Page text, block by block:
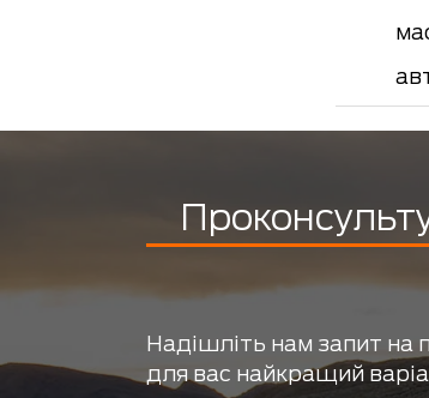
Надішліть нам запит на
для вас найкращий